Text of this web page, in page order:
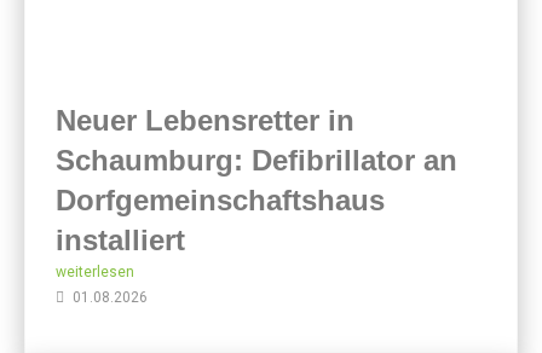
Neuer Lebensretter in
Schaumburg: Defibrillator an
Dorfgemeinschaftshaus
installiert
weiterlesen
01.08.2026